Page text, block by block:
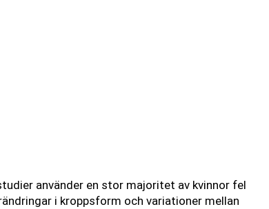
använder en stor majoritet av kvinnor fel
i kroppsform och variationer mellan